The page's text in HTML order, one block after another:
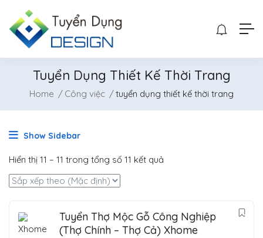
Tuyển Dụng Thiết Kế Thời Trang
Home Công việc tuyển dụng thiết kế thời trang
Show Sidebar
Hiển thị 11 – 11 trong tổng số 11 kết quả
Tuyển Thợ Mộc Gỗ Công Nghiệp
(Thợ Chính – Thợ Cả) Xhome